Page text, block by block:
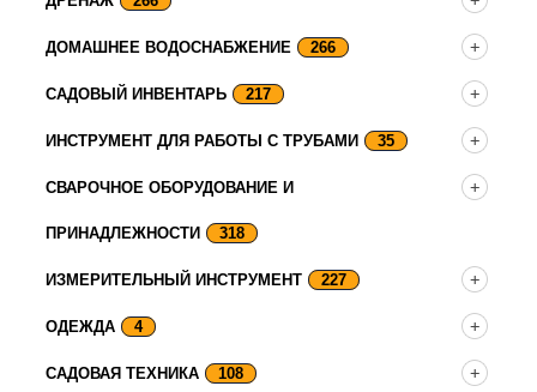
ДОМАШНЕЕ ВОДОСНАБЖЕНИЕ 266
САДОВЫЙ ИНВЕНТАРЬ 217
ИНСТРУМЕНТ ДЛЯ РАБОТЫ С ТРУБАМИ 35
СВАРОЧНОЕ ОБОРУДОВАНИЕ И
ПРИНАДЛЕЖНОСТИ 318
ИЗМЕРИТЕЛЬНЫЙ ИНСТРУМЕНТ 227
ОДЕЖДА 4
САДОВАЯ ТЕХНИКА 108